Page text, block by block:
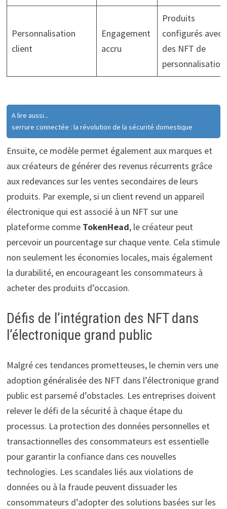
Personnalisation
client
Engagement
accru
Produits
configurés avec
des NFT de
personnalisation
A lire aussi...
serrure connectée : la révolution de la sécurité domestique
Ensuite, ce modèle permet également aux marques et
aux créateurs de générer des revenus récurrents grâce
aux redevances sur les ventes secondaires de leurs
produits. Par exemple, si un client revend un appareil
électronique qui est associé à un NFT sur une
plateforme comme TokenHead, le créateur peut
percevoir un pourcentage sur chaque vente. Cela stimule
non seulement les économies locales, mais également
la durabilité, en encourageant les consommateurs à
acheter des produits d’occasion.
Défis de l’intégration des NFT dans
l’électronique grand public
Malgré ces tendances prometteuses, le chemin vers une
adoption généralisée des NFT dans l’électronique grand
public est parsemé d’obstacles. Les entreprises doivent
relever le défi de la sécurité à chaque étape du
processus. La protection des données personnelles et
transactionnelles des consommateurs est essentielle
pour garantir la confiance dans ces nouvelles
technologies. Les scandales liés aux violations de
données ou à la fraude peuvent dissuader les
consommateurs d’adopter des solutions basées sur les